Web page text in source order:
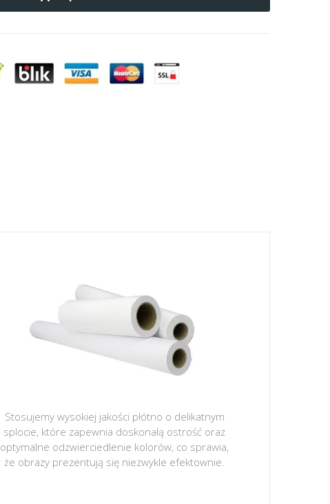
Stosujemy wysokiej jakości płótno o delikatnym
splocie, które zapewnia doskonałą ostrość oraz
optymalne odzwierciedlenie kolorów, co sprawia,
że obrazy prezentują się niezwykle efektownie.